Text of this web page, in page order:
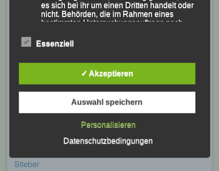
Stieber
es sich bei ihr um einen Dritten handelt oder
nicht. Behörden, die im Rahmen eines
bestimmten Untersuchungsauftrags nach
Mitgliedstaaten möglicherweise
personenbezogene Daten erhalten, gelten
Dritter ist eine natürliche oder juristische
Person, Behörde, Einrichtung oder andere
Stelle außer der betroffenen Person, dem
Verantwortlichen, dem Auftragsverarbeiter
und den Personen, die unter der
Essenziell
✓ Akzeptieren
Auswahl speichern
Personalisieren
Datenschutzbedingungen